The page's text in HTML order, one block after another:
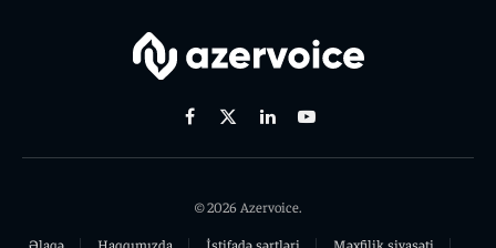
Facebook
X
LinkedinYoutube
© 2026 Azervoice.